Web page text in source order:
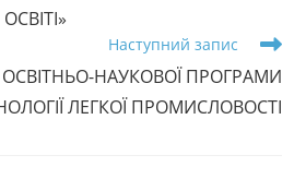
Наступний запис
НАУКОВОЇ ПРОГРАМИ
ЛЕГКОЇ ПРОМИСЛОВОСТІ